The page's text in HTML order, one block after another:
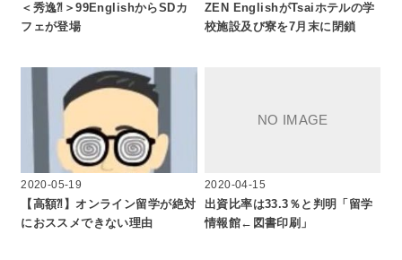
＜秀逸⁈＞99EnglishからSDカ
フェが登場
ZEN EnglishがTsaiホテルの学
校施設及び寮を7月末に閉鎖
2020-05-19
【高額⁈】オンライン留学が絶対
におススメできない理由
2020-04-15
出資比率は33.3％と判明「留学
情報館←図書印刷」